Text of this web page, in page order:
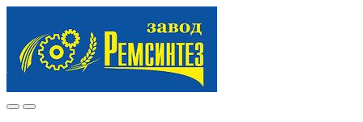
navigation
content